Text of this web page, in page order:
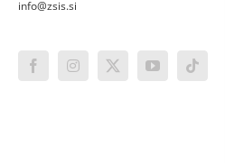
info@zsis.si
FacebookInstagram
X YouTubeTiktok